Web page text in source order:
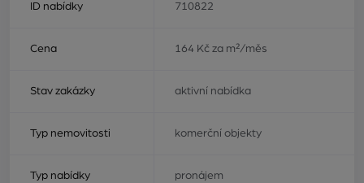
ID nabídky 710822
Cena 164 Kč za m²/měs
Stav zakázky aktivní nabídka
Typ nemovitosti komerční objekty
Typ nabídky pronájem